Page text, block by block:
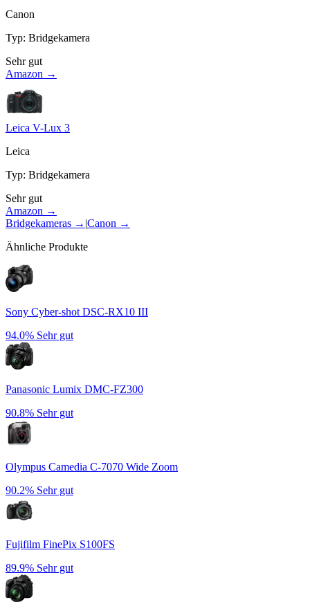
Canon
Typ: Bridgekamera
Sehr gut
Amazon →
Leica V-Lux 3
Leica
Typ: Bridgekamera
Sehr gut
Amazon →
Bridgekameras → |Canon →
Ähnliche Produkte
Sony Cyber-shot DSC-RX10 III
94.0% Sehr gut
Panasonic Lumix DMC-FZ300
90.8% Sehr gut
Olympus Camedia C-7070 Wide Zoom
90.2% Sehr gut
Fujifilm FinePix S100FS
89.9% Sehr gut